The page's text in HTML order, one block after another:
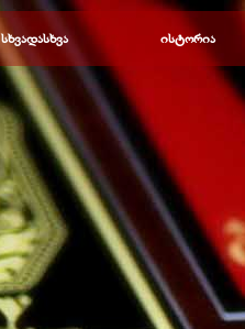
▼
სხვადასხვა ▼
ისტორია